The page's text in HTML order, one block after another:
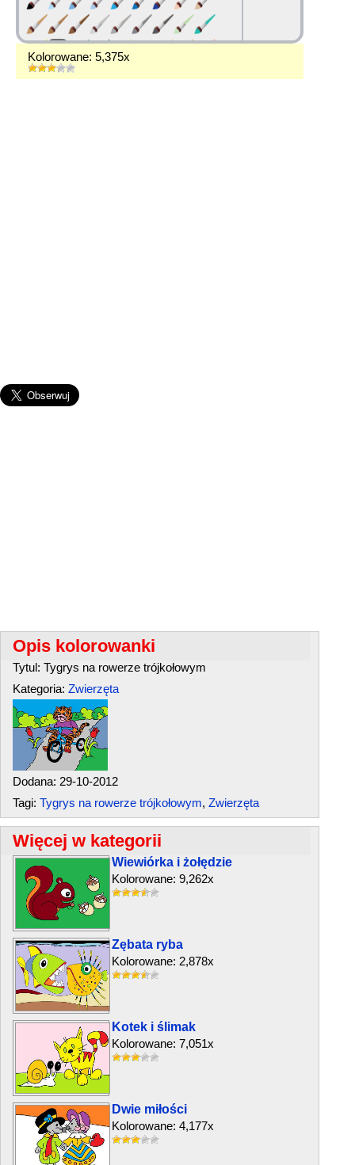
Kolorowane: 5,375x
Opis kolorowanki
Tytul: Tygrys na rowerze trójkołowym
Kategoria: Zwierzęta
Dodana: 29-10-2012
Tagi: Tygrys na rowerze trójkołowym, Zwierzęta
Więcej w kategorii
Wiewiórka i żołędzie
Kolorowane: 9,262x
Zębata ryba
Kolorowane: 2,878x
Kotek i ślimak
Kolorowane: 7,051x
Dwie miłości
Kolorowane: 4,177x